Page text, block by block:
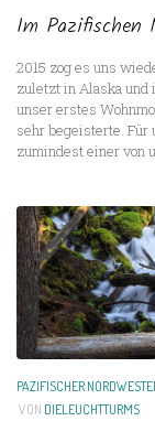
Im Pazifischen
2015 zog es uns
zuletzt in Alaska und
unser erstes
sehr begeisterte. Für
zumindest einer von
PAZIFISCHER
VON DIELEUCHTTURMS